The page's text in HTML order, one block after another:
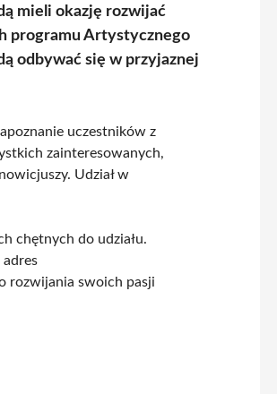
mieli okazję rozwijać
programu Artystycznego
odbywać się w przyjaznej
uczestników z
zainteresowanych,
Udział w
chętnych do udziału.
adres
rozwijania swoich pasji